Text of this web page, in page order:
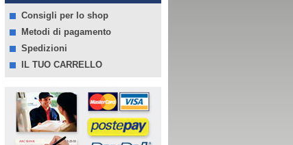
Consigli per lo shop
Metodi di pagamento
Spedizioni
IL TUO CARRELLO